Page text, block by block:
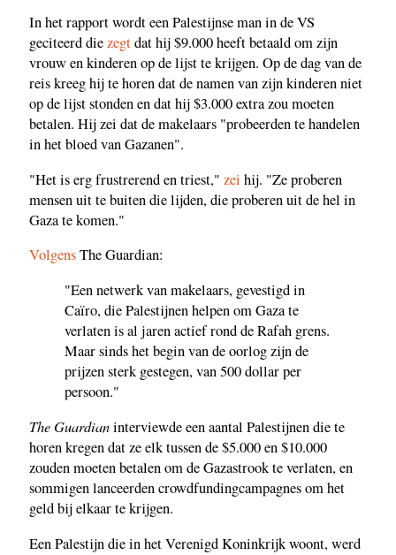
In het rapport wordt een Palestijnse man in de VS
geciteerd diezegtdat hij $9.000 heeft betaald om zijn
vrouw en kinderen op de lijst te krijgen. Op de dag van de
reis kreeg hij te horen dat de namen van zijn kinderen niet
op de lijst stonden en dat hij $3.000 extra zou moeten
betalen. Hij zei dat de makelaars "probeerden te handelen
in het bloed van Gazanen".
"Het is erg frustrerend en triest," zei hij. "Ze proberen
mensen uit te buiten die lijden, die proberen uit de hel in
Gaza te komen."
VolgensThe Guardian:
"Een netwerk van makelaars, gevestigd in
Caïro, die Palestijnen helpen om Gaza te
verlaten is al jaren actief rond de Rafah grens.
Maar sinds het begin van de oorlog zijn de
prijzen sterk gestegen, van 500 dollar per
persoon."
The Guardianinterviewde een aantal Palestijnen die te
horen kregen dat ze elk tussen de $5.000 en $10.000
zouden moeten betalen om de Gazastrook te verlaten, en
sommigen lanceerden crowdfundingcampagnes om het
geld bij elkaar te krijgen.
Een Palestijn die in het Verenigd Koninkrijk woont, werd